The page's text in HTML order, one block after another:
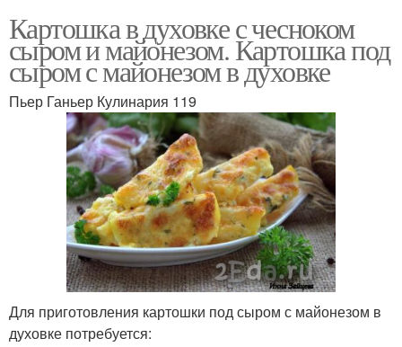
Картошка в духовке с чесноком
сыром и майонезом. Картошка под
сыром с майонезом в духовке
Пьер Ганьер Кулинария 119
Для приготовления картошки под сыром с майонезом в
духовке потребуется: